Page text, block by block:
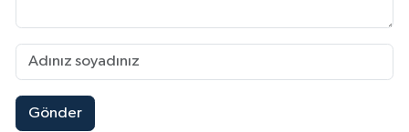
Gönder